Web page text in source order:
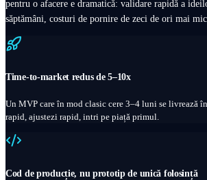
pentru o afacere e dramatică: validare rapidă a
săptămâni, costuri de pornire de zeci de ori mai
Time-to-market redus de 5–10x
Un MVP care în mod clasic cere 3–4 luni se livrează
rapid, ajustezi rapid, intri pe piață primul.
Cod de producție, nu prototip de unică folosință